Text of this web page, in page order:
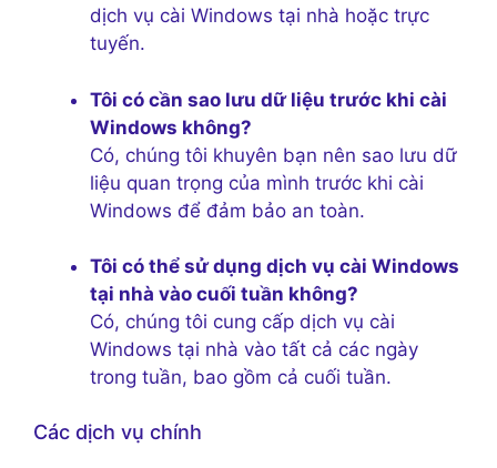
dịch vụ cài Windows tại nhà hoặc trực
tuyến.
Tôi có cần sao lưu dữ liệu trước khi cài
Windows không?
Có, chúng tôi khuyên bạn nên sao lưu dữ
liệu quan trọng của mình trước khi cài
Windows để đảm bảo an toàn.
Tôi có thể sử dụng dịch vụ cài Windows
tại nhà vào cuối tuần không?
Có, chúng tôi cung cấp dịch vụ cài
Windows tại nhà vào tất cả các ngày
trong tuần, bao gồm cả cuối tuần.
Các dịch vụ chính